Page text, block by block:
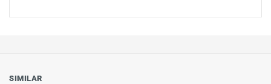
SIMILAR